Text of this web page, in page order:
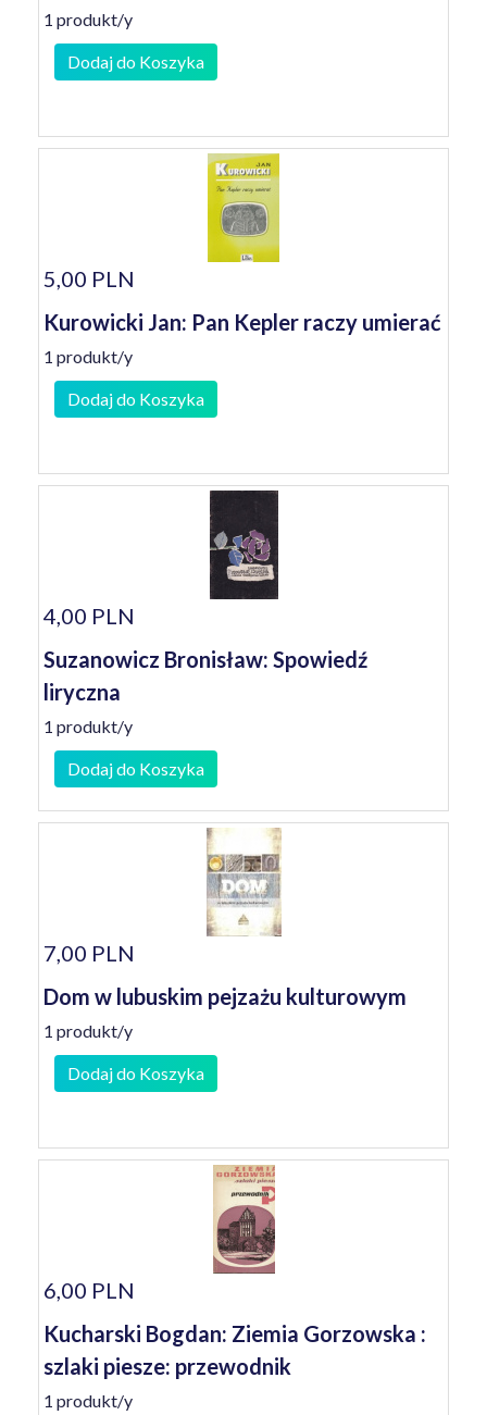
1 produkt/y
Dodaj do Koszyka
5,00 PLN
Kurowicki Jan: Pan Kepler raczy umierać
1 produkt/y
Dodaj do Koszyka
4,00 PLN
Suzanowicz Bronisław: Spowiedź
liryczna
1 produkt/y
Dodaj do Koszyka
7,00 PLN
Dom w lubuskim pejzażu kulturowym
1 produkt/y
Dodaj do Koszyka
6,00 PLN
Kucharski Bogdan: Ziemia Gorzowska :
szlaki piesze: przewodnik
1 produkt/y